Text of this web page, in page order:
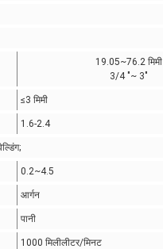
19.05~76.2 मिमी
3/4 "~ 3"
≤3 मिमी
1.6-2.4
0.2~4.5
आर्गन
पानी
1000 मिलीलीटर/मिनट